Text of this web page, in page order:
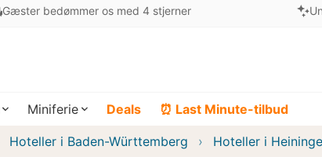
Gæster bedømmer os med 4 stjerner
Miniferie Deals ⏰ Last Minute-tilbud
Hoteller i Baden-Württemberg Hoteller i